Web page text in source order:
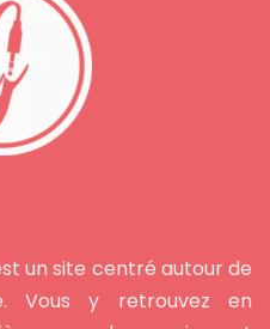
un site centré autour de
Vous y retrouvez en